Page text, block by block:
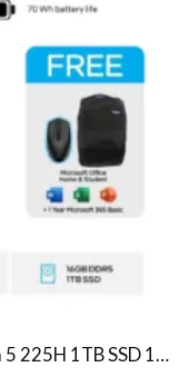
ASUS Vivobook S14 S3407CA Ultra 5 225H 1TB SSD 16GB WUXGA IPS Win11+OHS